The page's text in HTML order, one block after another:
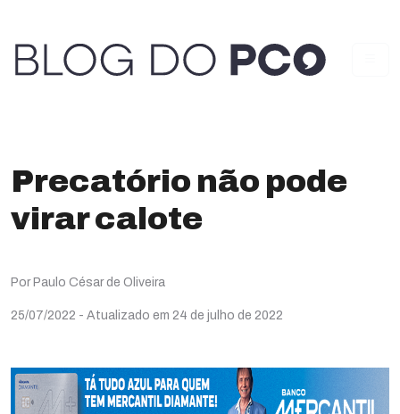
Precatório não pode
virar calote
Por Paulo César de Oliveira
25/07/2022 - Atualizado em 24 de julho de 2022